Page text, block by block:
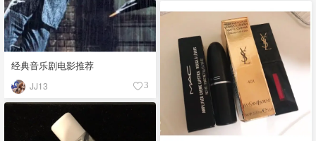
奇怪的味道。 滋润度非常好，一
直在用他们家的东西，都很滋
润，但这款只需涂抹少量就非常
滋润保湿了，最明显的效果是他
的提拉紧致，肉眼可见😃一点都
不夸张，朋友前几天还说皮肤怎
么这么紧致，哈哈哈哈哈哈，无
限回购产品，虽然一瓶不便宜但
非常值。 我在攻略里分享过一篇
经典音乐剧电影推荐
JJ13 3